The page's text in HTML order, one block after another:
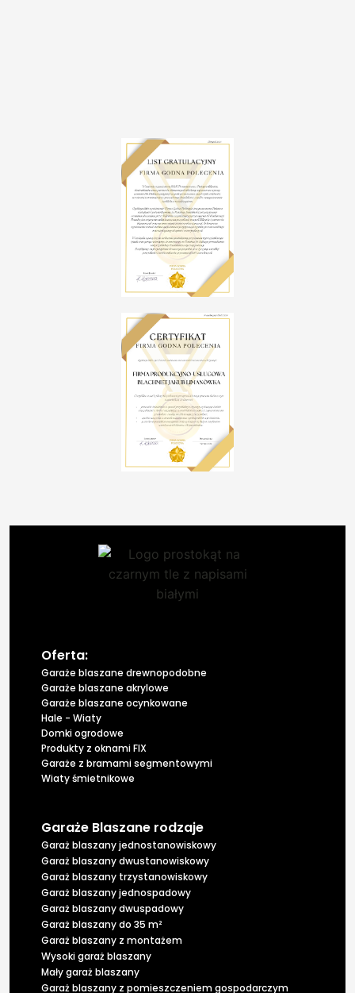
Oferta:
Garaże blaszane drewnopodobne
Garaże blaszane akrylowe
Garaże blaszane ocynkowane
Hale - Wiaty
Domki ogrodowe
Produkty z oknami FIX
Garaże z bramami segmentowymi
Wiaty śmietnikowe
Garaże Blaszane rodzaje
Garaż blaszany jednostanowiskowy
Garaż blaszany dwustanowiskowy
Garaż blaszany trzystanowiskowy
Garaż blaszany jednospadowy
Garaż blaszany dwuspadowy
Garaż blaszany do 35 m²
Garaż blaszany z montażem
Wysoki garaż blaszany
Mały garaż blaszany
Garaż blaszany z pomieszczeniem gospodarczym